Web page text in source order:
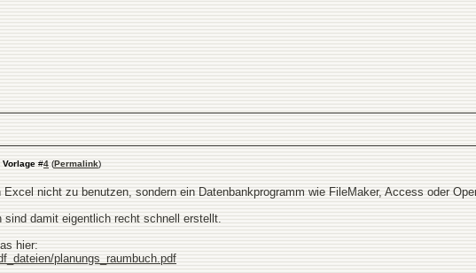
Vorlage #4 (Permalink)
Excel nicht zu benutzen, sondern ein Datenbankprogramm wie FileMaker, Access oder
sind damit eigentlich recht schnell erstellt.
hier:
planungs_raumbuch.pdf